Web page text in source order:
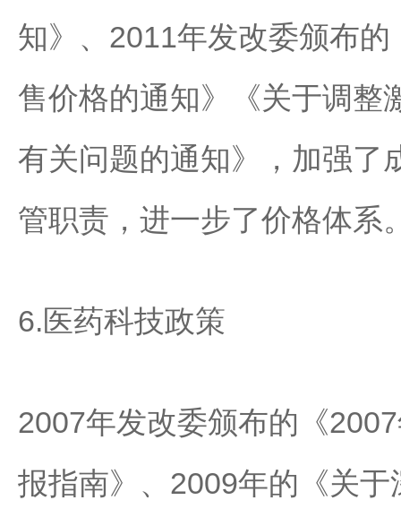
知》、2011年发改委颁布
售价格的通知》《关于调整
有关问题的通知》，加强了
管职责，进一步了价格体系
6.医药科技政策
2007年发改委颁布的《
报指南》、2009年的《关